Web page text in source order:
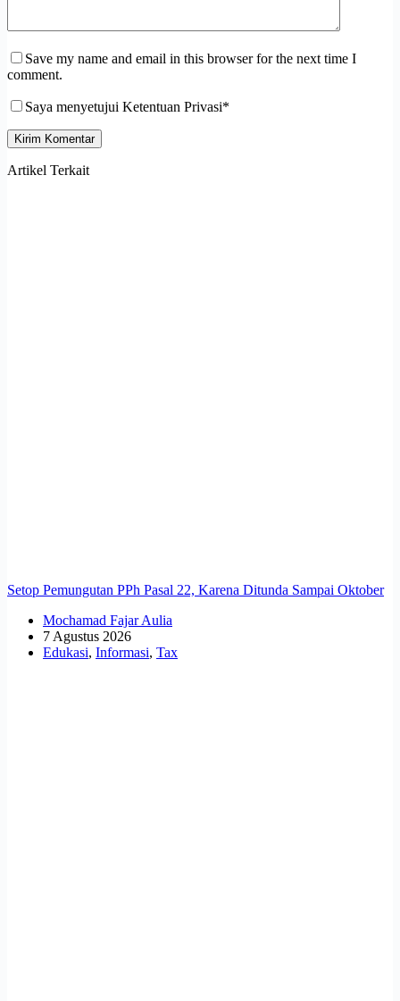
Save my name and email in this browser for the next time I
comment.
Saya menyetujui Ketentuan Privasi*
Kirim Komentar
Artikel Terkait
Setop Pemungutan PPh Pasal 22, Karena Ditunda Sampai Oktober
Mochamad Fajar Aulia
7 Agustus 2026
Edukasi, Informasi, Tax